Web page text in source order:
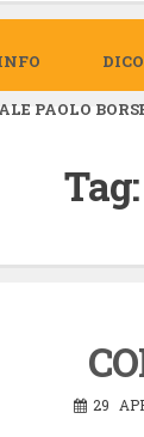
PAOLO
Tag:
29